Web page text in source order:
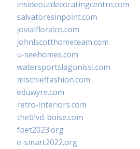
insideoutdecoratingcentre.com
salvatoresinpoint.com
jovialfloralco.com
johnlscotthometeam.com
u-seehomes.com
watersportslagonissi.com
mischieffashion.com
eduwyre.com
retro-interiors.com
theblvd-boise.com
fpet2023.org
e-smart2022.org